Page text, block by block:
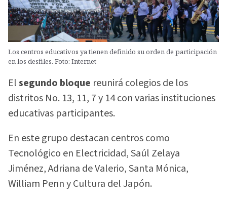
Los centros educativos ya tienen definido su orden de participación
en los desfiles. Foto: Internet
Elsegundo bloque reunirá colegios de los
distritos No. 13, 11, 7 y 14 con varias instituciones
educativas participantes.
En este grupo destacan centros como
Tecnológico en Electricidad, Saúl Zelaya
Jiménez, Adriana de Valerio, Santa Mónica,
William Penn y Cultura del Japón.